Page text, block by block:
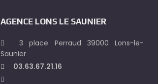
AGENCE LONS LE SAUNIER
3 place Perraud 39000 Lons-le-
Saunier
03.63.67.21.16